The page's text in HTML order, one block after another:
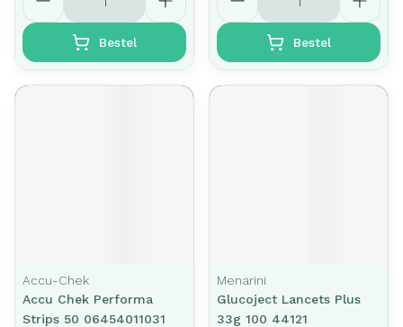
Bestel Bestel
Accu-Chek
Accu Chek Performa
Strips 50 06454011031
Menarini
Glucoject Lancets Plus
33g 100 44121